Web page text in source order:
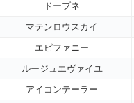
ドーブネ
マテンロウスカイ
エピファニー
ルージュエヴァイユ
アイコンテーラー